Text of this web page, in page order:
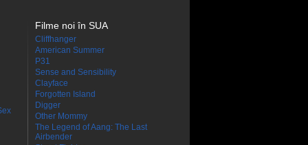
Filme noi în SUA
Cliffhanger
American Summer
P31
Sense and Sensibility
Clayface
Forgotten Island
Digger
Other Mommy
The Legend of Aang: The Last
Airbender